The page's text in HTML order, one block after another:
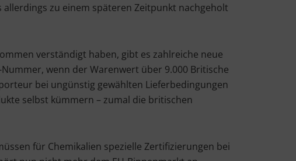
zu einem späteren Zeitpunkt nachgeholt
verständigt haben, gibt es zahlreiche neue
wenn der Warenwert über 9.000 Britische
bei ungünstig gewählten Lieferbedingungen
selbst kümmern – zumal die britischen
für Chemikalien spezielle Zertifizierungen bei